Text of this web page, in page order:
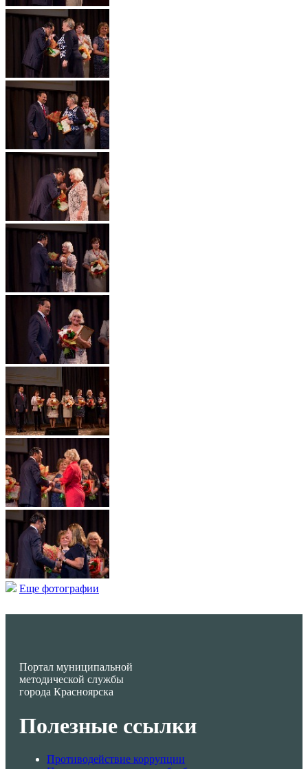
Еще фотографии
Портал муниципальной
методической службы
города Красноярска
Полезные ссылки
Противодействие коррупции